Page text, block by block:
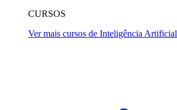
CURSOS
Ver mais cursos de Inteligência Artificial